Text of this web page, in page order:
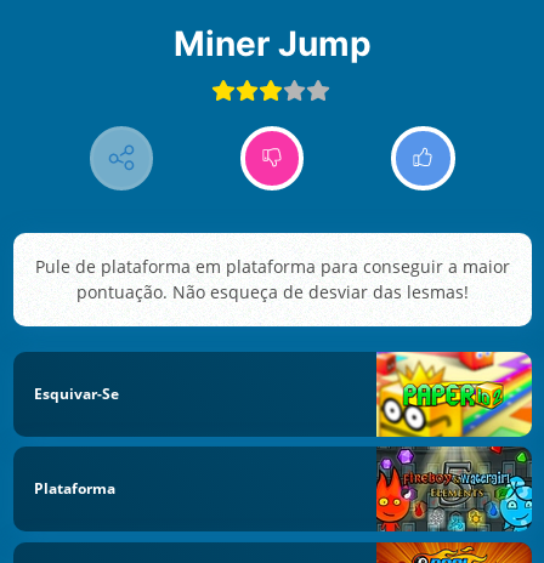
Miner Jump
Pule de plataforma em plataforma para conseguir a maior
pontuação. Não esqueça de desviar das lesmas!
Esquivar-Se
Plataforma